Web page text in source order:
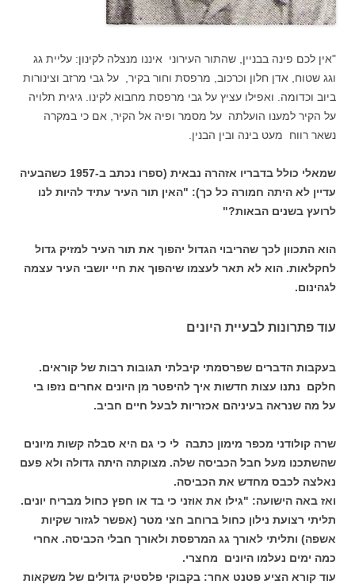
"אין לכם פינה בבניין, שהתור העירוני איננו מנצלה לקינון: עליית גג
וגג שטוח, אדן חלון וכרכוב, מרפסת וחור בקיר, על גבי מרזב וצינורות
ביוב וכדומה. ואפילו עציץ על גבי מרפסת מחבוא לקינו. גיגית תלויה
על הקיר למענו הועלתה על מסמר ופיה אל הקיר, אם כי במקרה
נשאר רווח מעט בינה ובין הבנין.
שמאלי כולל בדבריו אזהרה נבאית (ספרו נכתב ב-1957 כשהבעיה
עדיין לא היתה חמורה כל כך): "האין תור העיר עתיד להיות לנו
לרועץ בשנים הבאות?"
הוא התכוון לכך שהריבוי הגדול יהפוך את תור העיר למזיק גדול
לחקלאות. הוא לא תאר לעצמו שיהפוך את חיי יושבי העיר עצמה
לגהינום.
עוד פתרונות לבעיית היונים
בעקבות הדברים שפרסמתי קיבלתי תגובות רבות של קוראים.
חלקם נתנו עצות חדשות איך להיפטר מן היונים אחרים נזפו בי
על מה שנראה בעיניהם אכזריות לבעל חיים חביב.
שרה קולודני מכפר מימון כתבה לי כי גם היא סבלה קשות מיונים
שהשתכנו מעל חבל הכביסה שלה. מצוקתה היתה גדולה ולא פעם
נאלצה לכבס מחדש את הכביסה.
ואז באה הישועה: "גילו את אוזני כי בד או חפץ כחול מבריח יונים.
תליתי רצועת נילון כחול ברוחב חצי מטר (אפשר לגזור שקיות
אשפה) ותליתי לאורך גג המרפסת ולאורך חבלי הכביסה. אחרי
כמה ימים נעלמו היונים מחצרי.
עוד קורא הציע פטנט אחר: בקבוקי פלסטיק גדולים של משקאות